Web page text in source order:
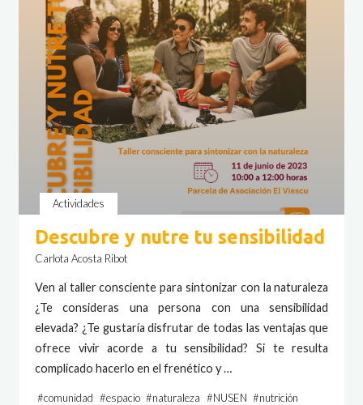
Actividades
Descubre y nutre tu sensibilidad
Carlota Acosta Ribot
Ven al taller consciente para sintonizar con la naturaleza
¿Te consideras una persona con una sensibilidad
elevada? ¿Te gustaría disfrutar de todas las ventajas que
ofrece vivir acorde a tu sensibilidad? Si te resulta
complicado hacerlo en el frenético y …
#comunidad #espacio #naturaleza #NUSEN #nutrición